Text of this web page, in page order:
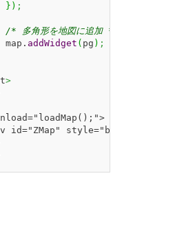
} ) ;
/* 多角形を地図に追加 */
map.
addWidget ( pg ) ;
>
id="ZMap" style="border:1px